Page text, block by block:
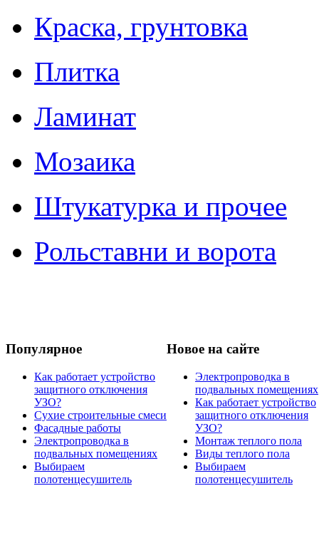
Краска, грунтовка
Плитка
Ламинат
Мозаика
Штукатурка и прочее
Рольставни и ворота
Популярное
Как работает устройство
защитного отключения
УЗО?
Сухие строительные смеси
Фасадные работы
Электропроводка в
подвальных помещениях
Выбираем
полотенцесушитель
Новое на сайте
Электропроводка в
подвальных помещениях
Как работает устройство
защитного отключения
УЗО?
Монтаж теплого пола
Виды теплого пола
Выбираем
полотенцесушитель